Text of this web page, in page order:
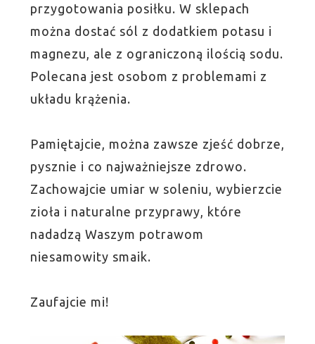
przygotowania posiłku. W sklepach
można dostać sól z dodatkiem potasu i
magnezu, ale z ograniczoną ilością sodu.
Polecana jest osobom z problemami z
układu krążenia.
Pamiętajcie, można zawsze zjeść dobrze,
pysznie i co najważniejsze zdrowo.
Zachowajcie umiar w soleniu, wybierzcie
zioła i naturalne przyprawy, które
nadadzą Waszym potrawom
niesamowity smaik.
Zaufajcie mi!